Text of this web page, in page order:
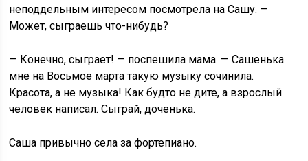
неподдельным интересом посмотрела на Сашу. —
Может, сыграешь что-нибудь?
— Конечно, сыграет! — поспешила мама. — Сашенька
мне на Восьмое марта такую музыку сочинила.
Красота, а не музыка! Как будто не дите, а взрослый
человек написал. Сыграй, доченька.
Саша привычно села за фортепиано.